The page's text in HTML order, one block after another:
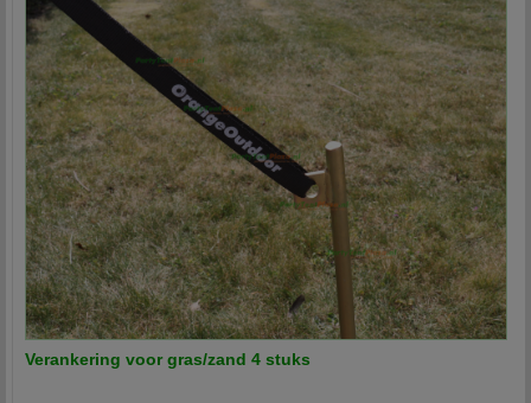
Verankering voor gras/zand 4 stuks